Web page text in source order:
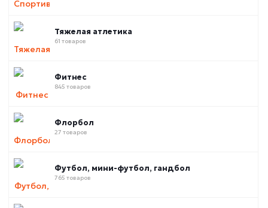
Тяжелая атлетика
61 товаров
Фитнес
845 товаров
Флорбол
27 товаров
Футбол, мини-футбол, гандбол
765 товаров